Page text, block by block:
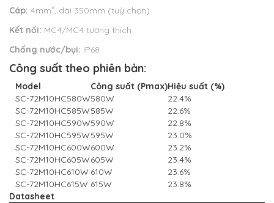
Cáp: 4mm², dài 350mm (tuỳ chọn)
Kết nối: MC4/MC4 tương thích
Chống nước/bụi: IP68
Công suất theo phiên bản:
Model Công suất (Pmax)Hiệu suất (%)
SC-72M10HC580W580W
22.4%
SC-72M10HC585W585W
22.6%
SC-72M10HC590W590W
22.8%
SC-72M10HC595W595W
23.0%
SC-72M10HC600W600W
23.2%
SC-72M10HC605W605W
23.4%
SC-72M10HC610W 610W
23.6%
SC-72M10HC615W 615W
23.8%
Datasheet